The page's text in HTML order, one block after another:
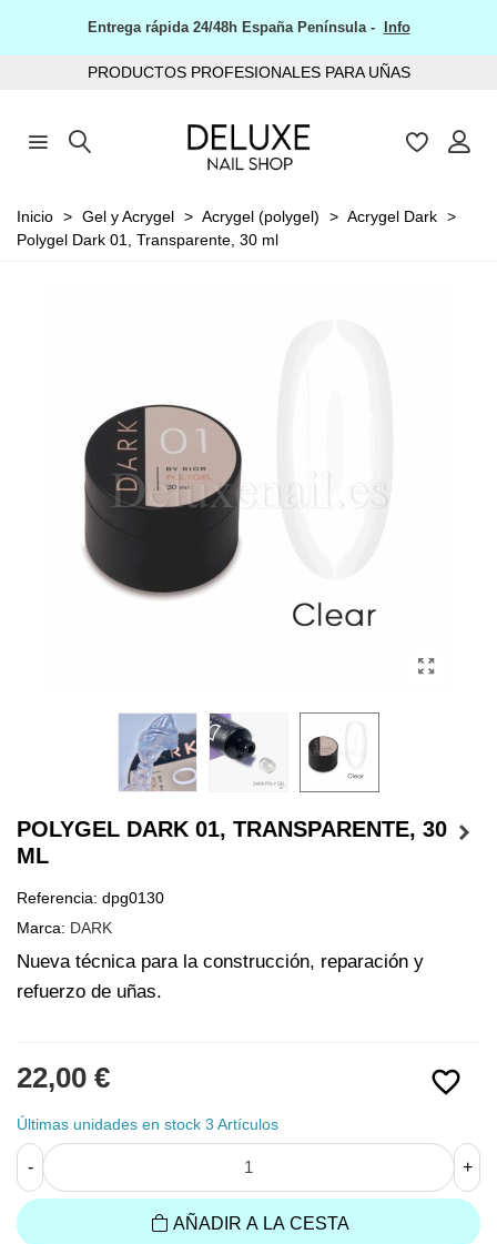
Entrega rápida 24/48h España Península - Info
PRODUCTOS PROFESIONALES PARA UÑAS
Inicio > Gel y Acrygel > Acrygel (polygel) > Acrygel Dark >
Polygel Dark 01, Transparente, 30 ml
POLYGEL DARK 01, TRANSPARENTE, 30
ML
Referencia: dpg0130
Marca: DARK
Nueva técnica para la construcción, reparación y
refuerzo de uñas.
favorite_border
22,00 €
Últimas unidades en stock 3 Artículos
- +
AÑADIR A LA CESTA